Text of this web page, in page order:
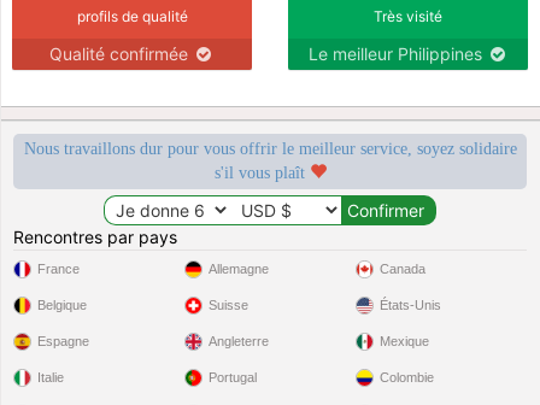
profils de qualité
Qualité confirmée
Très visité
Le meilleur Philippines
Nous travaillons dur pour vous offrir le meilleur service, soyez solidaire
s'il vous plaît
Rencontres par pays
France
Belgique
Espagne
Italie
Allemagne
Suisse
Angleterre
Portugal
Canada
États-Unis
Mexique
Colombie